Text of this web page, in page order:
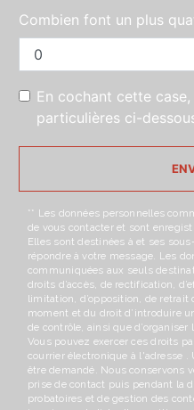
Combien font un plus
En cochant cette
particulières ci-
** Les données personnelles
de vous contacter et sont
Elles sont destinées à et ses
répondre à votre message. Les
communiquées aux seuls
droits d’accès, de rectification,
limitation, d’opposition, de retrait
moment et du droit d’introduire
de contrôle, ainsi que
Vous pouvez exercer ces droits
courrier électronique à l'adresse
être demandé. Nous conservons
prise de contact puis pendant la
probatoires et de gestion des